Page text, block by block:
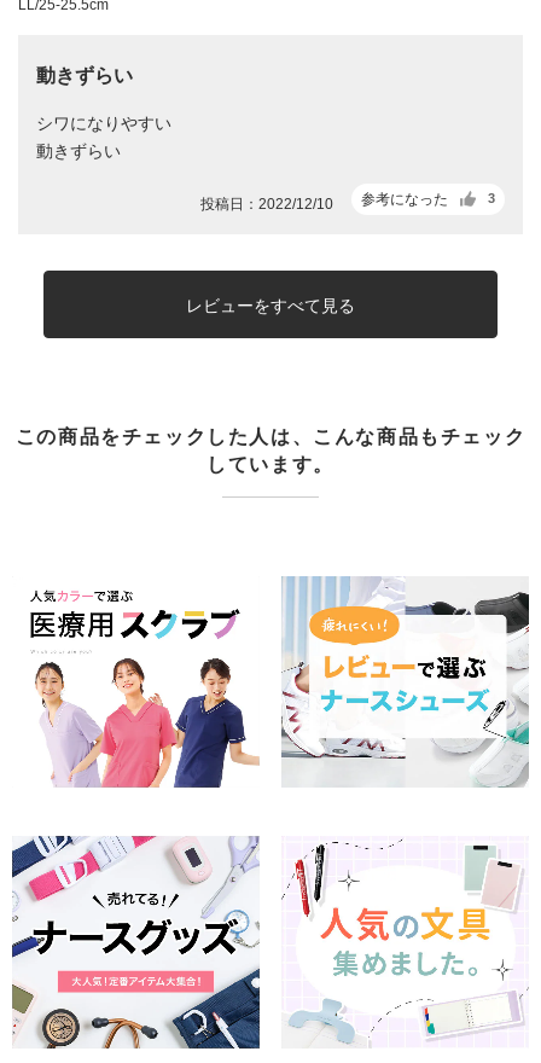
LL/25-25.5cm
動きずらい
シワになりやすい
動きずらい
参考になった 3
投稿日：2022/12/10
レビューをすべて見る
この商品をチェックした人は、こんな商品もチェック
しています。